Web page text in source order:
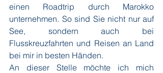
einen Roadtrip durch Marokko
unternehmen. So sind Sie nicht nur auf
See, sondern auch bei
Flusskreuzfahrten und Reisen an Land
bei mir in besten Händen.
An dieser Stelle möchte ich mich